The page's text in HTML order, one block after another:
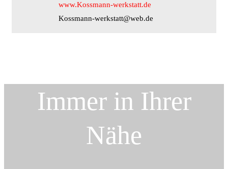
www.Kossmann-werkstatt.de
Kossmann-werkstatt@web.de
Immer in Ihrer
Nähe